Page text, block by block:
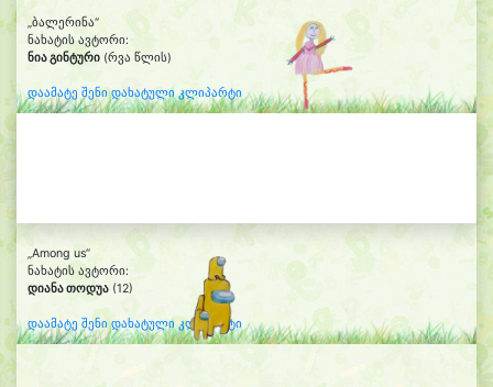
„ბალერინა“
ნახატის ავტორი:
ნია გინტური (რვა წლის)
დაამატე შენი დახატული კლიპარტი
„Among us“
ნახატის ავტორი:
დიანა თოდუა (12)
დაამატე შენი დახატული კლიპარტი